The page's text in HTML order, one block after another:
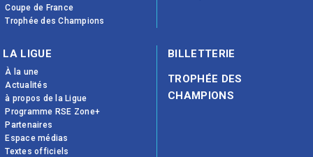
Coupe de France
Trophée des Champions
LA LIGUE
À la une
Actualités
à propos de la Ligue
Programme RSE Zone+
Partenaires
Espace médias
Textes officiels
BILLETTERIE
TROPHÉE DES
CHAMPIONS